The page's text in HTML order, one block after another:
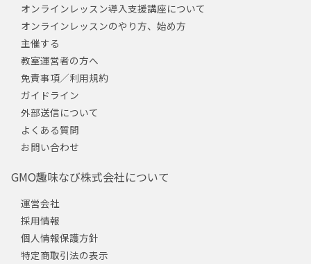
オンラインレッスン導入支援講座について
オンラインレッスンのやり方、始め方
主催する
教室運営者の方へ
免責事項／利用規約
ガイドライン
外部送信について
よくある質問
お問い合わせ
GMO趣味なび株式会社について
運営会社
採用情報
個人情報保護方針
特定商取引法の表示